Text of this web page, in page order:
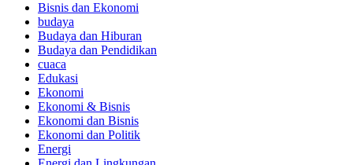
Bisnis dan Ekonomi
budaya
Budaya dan Hiburan
Budaya dan Pendidikan
cuaca
Edukasi
Ekonomi
Ekonomi & Bisnis
Ekonomi dan Bisnis
Ekonomi dan Politik
Energi